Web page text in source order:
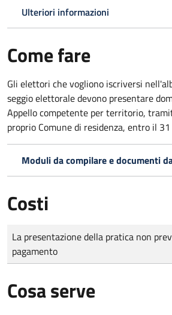
Ulteriori informazioni
Come fare
Gli elettori che vogliono iscriversi
seggio elettorale devono presentare
Appello competente per territorio,
proprio Comune di residenza, entro il
Moduli da compilare e documenti
Costi
Tipo di pagamento
Importo
La presentazione della pratica non
pagamento
Cosa serve